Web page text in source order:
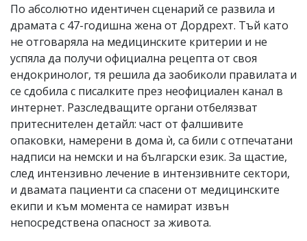
По абсолютно идентичен сценарий се развила и
драмата с 47-годишна жена от Дордрехт. Тъй като
не отговаряла на медицинските критерии и не
успяла да получи официална рецепта от своя
ендокринолог, тя решила да заобиколи правилата и
се сдобила с писалките през неофициален канал в
интернет. Разследващите органи отбелязват
притеснителен детайл: част от фалшивите
опаковки, намерени в дома ѝ, са били с отпечатани
надписи на немски и на български език. За щастие,
след интензивно лечение в интензивните сектори,
и двамата пациенти са спасени от медицинските
екипи и към момента се намират извън
непосредствена опасност за живота.